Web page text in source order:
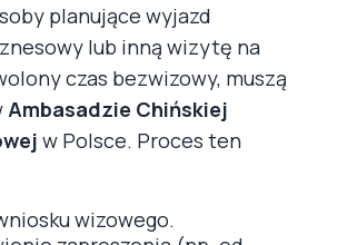
planujące wyjazd
lub inną wizytę na
czas bezwizowy, muszą
Ambasadzie Chińskiej
w Polsce. Proces ten
wizowego.